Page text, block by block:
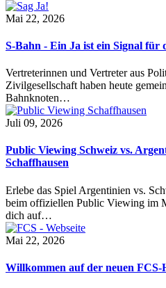
Mai 22, 2026
S-Bahn - Ein Ja ist ein Signal für
Vertreterinnen und Vertreter aus
Zivilgesellschaft haben heute
Bahnknoten…
Juli 09, 2026
Public Viewing Schweiz vs.
Schaffhausen
Erlebe das Spiel Argentinien vs.
beim offiziellen Public Viewing im
dich auf…
Mai 22, 2026
Willkommen auf der neuen FCS-